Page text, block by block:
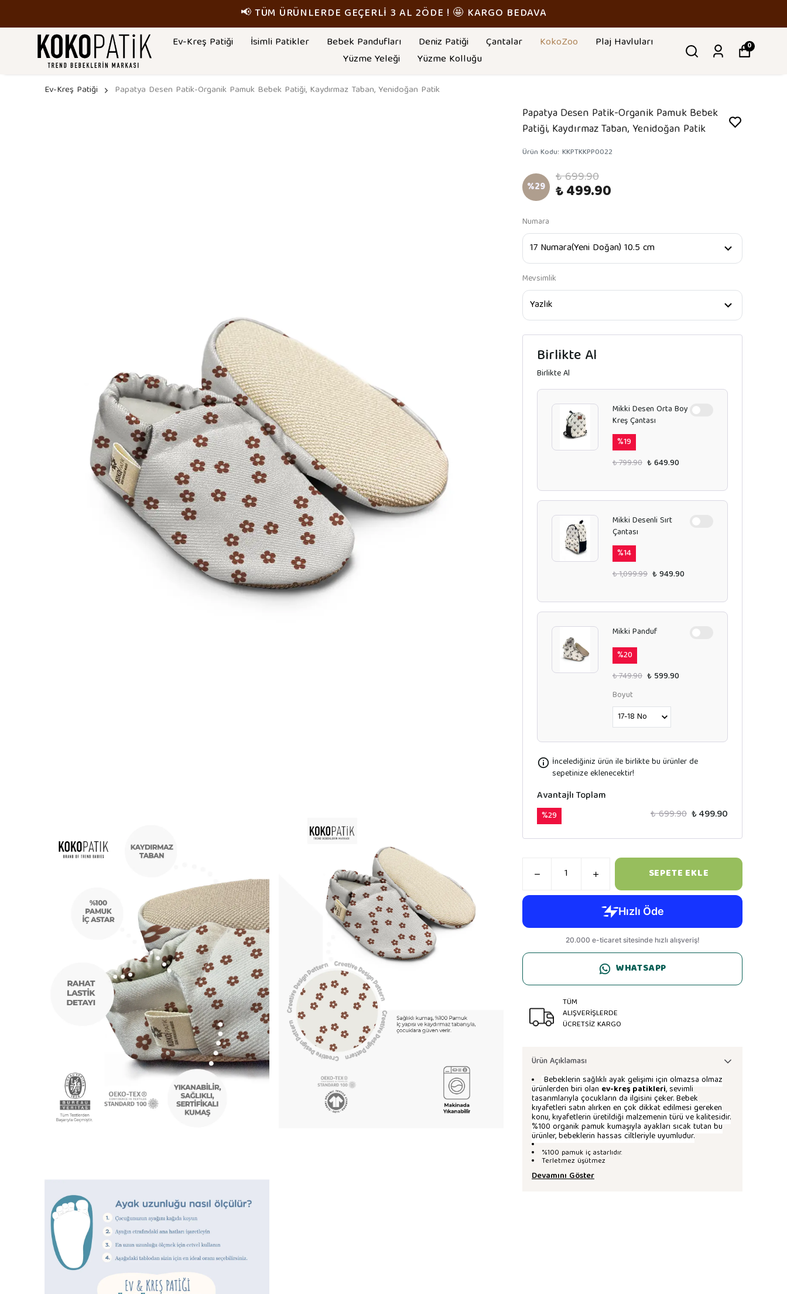
📢 TÜM ÜRÜNLERDE GEÇERLİ 3 AL 2ÖDE ! 🤩 KARGO BEDAVA
Ev-Kreş Patiği İsimli Patikler Bebek Pandufları Deniz Patiği Çantalar KokoZoo
Plaj Havluları
Yüzme Yeleği
Yüzme Kolluğu
0
Ev-Kreş Patiği Papatya Desen Patik-Organik Pamuk Bebek Patiği, Kaydırmaz Taban, Yenidoğan Patik
Papatya Desen Patik-Organik Pamuk Bebek
Patiği, Kaydırmaz Taban, Yenidoğan Patik
Ürün Kodu: KKPTKKPP0022
%29 ₺ 699.90
₺ 499.90
Numara
Mevsimlik
Birlikte Al
Birlikte Al
Mikki Desen Orta Boy
Kreş Çantası
%19
₺ 799.90 ₺ 649.90
Mikki Desenli Sırt
Çantası
%14
₺ 1,099.99 ₺ 949.90
Mikki Panduf
%20
₺ 749.90 ₺ 599.90
Boyut
İncelediğiniz ürün ile birlikte bu ürünler de
sepetinize eklenecektir!
Avantajlı Toplam
%29 ₺ 699.90 ₺ 499.90
SEPETE EKLE
WHATSAPP
TÜM
ALIŞVERİŞLERDE
ÜCRETSİZ KARGO
Ürün Açıklaması
Bebeklerin sağlıklı ayak gelişimi için olmazsa olmaz
ürünlerden biri olan ev-kreş patikleri, sevimli
tasarımlarıyla çocukların da ilgisini çeker. Bebek
kıyafetleri satın alırken en çok dikkat edilmesi gereken
konu, kıyafetlerin üretildiği malzemenin türü ve kalitesidir.
%100 organik pamuk kumaşıyla ayakları sıcak tutan bu
ürünler, bebeklerin hassas ciltleriyle uyumludur.
%100 pamuk iç astarlıdır.
Terletmez üşütmez
Devamını Göster